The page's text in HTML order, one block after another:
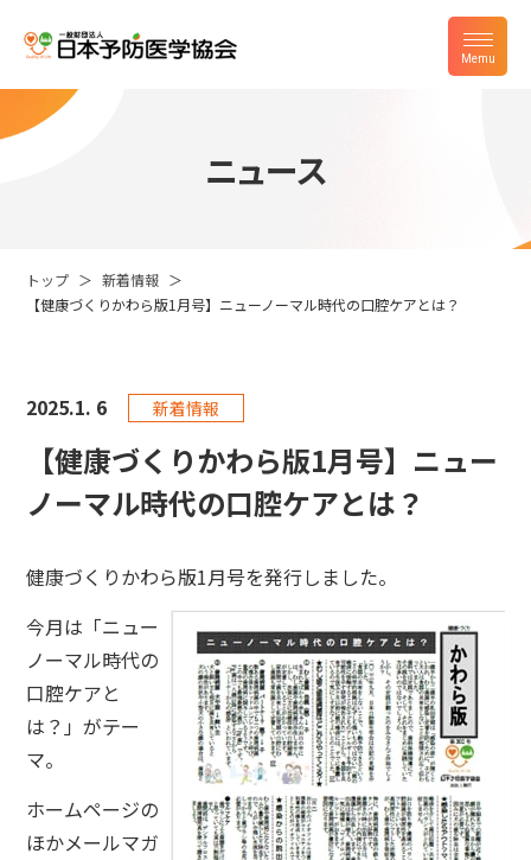
ニュース
トップ
新着情報
【健康づくりかわら版1月号】ニューノーマル時代の口腔ケアとは？
2025.1. 6 新着情報
【健康づくりかわら版1月号】ニュー
ノーマル時代の口腔ケアとは？
健康づくりかわら版1月号を発行しました。
今月は「ニュー
ノーマル時代の
口腔ケアと
は？」がテー
マ。
ホームページの
ほかメールマガ